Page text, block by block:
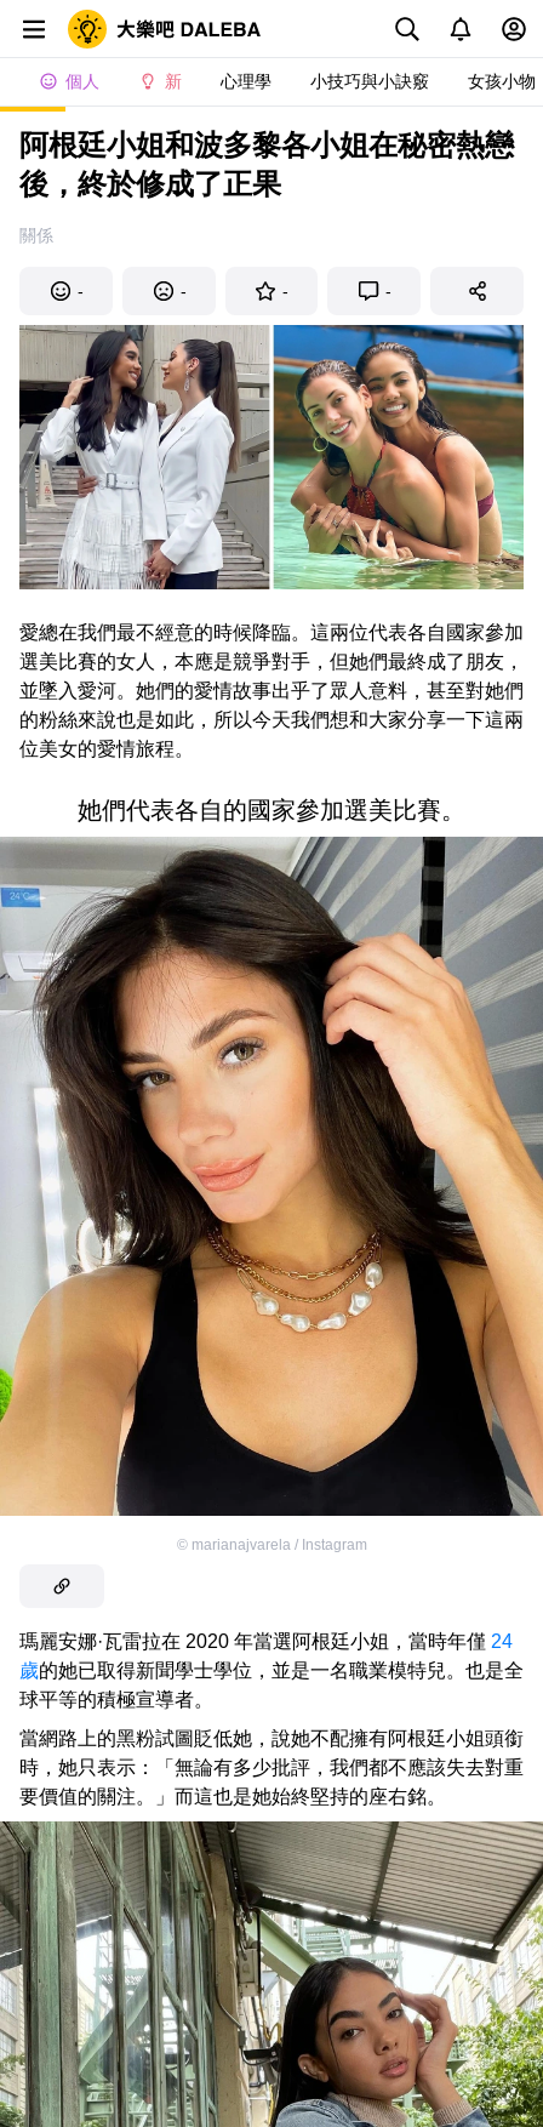
個人 新 心理學 小技巧與小訣竅 女孩小物
阿根廷小姐和波多黎各小姐在秘密熱戀
後，終於修成了正果
關係
- - - -
愛總在我們最不經意的時候降臨。這兩位代表各自國家參加
選美比賽的女人，本應是競爭對手，但她們最終成了朋友，
並墜入愛河。她們的愛情故事出乎了眾人意料，甚至對她們
的粉絲來說也是如此，所以今天我們想和大家分享一下這兩
位美女的愛情旅程。
她們代表各自的國家參加選美比賽。
© marianajvarela / Instagram
瑪麗安娜·瓦雷拉在 2020 年當選阿根廷小姐，當時年僅 24
歲的她已取得新聞學士學位，並是一名職業模特兒。也是全
球平等的積極宣導者。
當網路上的黑粉試圖貶低她，說她不配擁有阿根廷小姐頭銜
時，她只表示：「無論有多少批評，我們都不應該失去對重
要價值的關注。」而這也是她始終堅持的座右銘。